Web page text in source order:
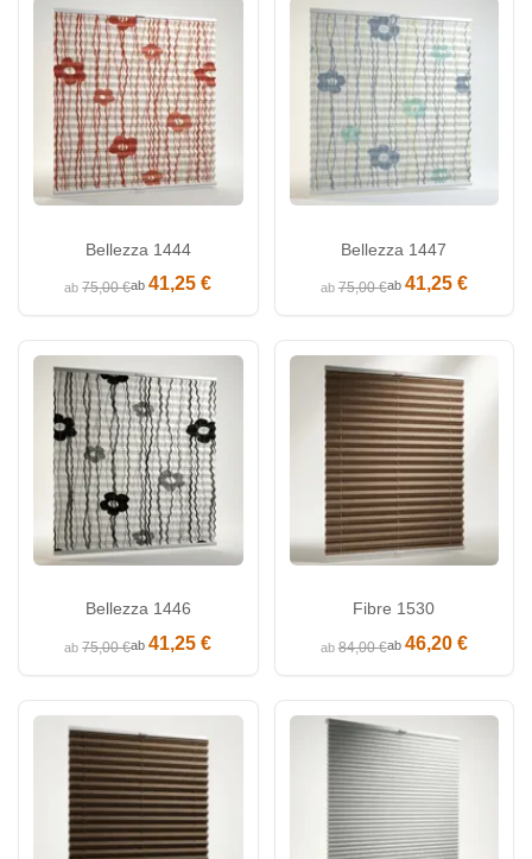
Bellezza 1444
ab75,00 €ab41,25 €
Bellezza 1447
ab75,00 €ab 41,25 €
Bellezza 1446
ab75,00 €ab41,25 €
Fibre 1530
ab84,00 €ab 46,20 €